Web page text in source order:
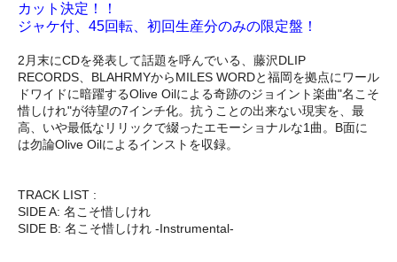
カット決定！！
ジャケ付、45回転、初回生産分のみの限定盤！
2月末にCDを発表して話題を呼んでいる、藤沢DLIP
RECORDS、BLAHRMYからMILES WORDと福岡を拠点にワール
ドワイドに暗躍するOlive Oilによる奇跡のジョイント楽曲"名こそ
惜しけれ"が待望の7インチ化。抗うことの出来ない現実を、最
高、いや最低なリリックで綴ったエモーショナルな1曲。B面に
は勿論Olive Oilによるインストを収録。
TRACK LIST :
SIDE A: 名こそ惜しけれ
SIDE B: 名こそ惜しけれ -Instrumental-